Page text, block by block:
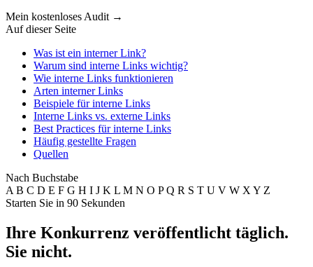
Mein kostenloses Audit →
Auf dieser Seite
Was ist ein interner Link?
Warum sind interne Links wichtig?
Wie interne Links funktionieren
Arten interner Links
Beispiele für interne Links
Interne Links vs. externe Links
Best Practices für interne Links
Häufig gestellte Fragen
Quellen
Nach Buchstabe
A B C D E F G H I J K L M N O P Q R S T U V W X Y Z
Starten Sie in 90 Sekunden
Ihre Konkurrenz veröffentlicht täglich.
Sie nicht.